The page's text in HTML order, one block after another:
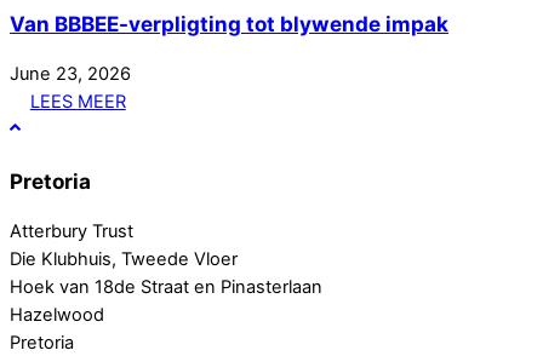
Van BBBEE-verpligting tot blywende impak
June 23, 2026
LEES MEER
Pretoria
Atterbury Trust
Die Klubhuis, Tweede Vloer
Hoek van 18de Straat en Pinasterlaan
Hazelwood
Pretoria